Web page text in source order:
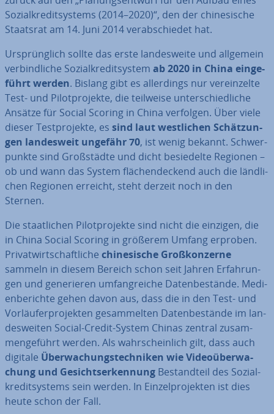
So­zi­al­kre­dit­sys­tems (2014–2020)“, den der chi­ne­si­sche
Staatsrat am 14. Juni 2014 ver­ab­schie­det hat.
Ur­sprüng­lich sollte das erste lan­des­wei­te und allgemein
ver­bind­li­che So­zi­al­kre­dit­sys­tem ab 2020 in China ein­ge­
führt werden. Bislang gibt es al­ler­dings nur ver­ein­zel­te
Test- und Pi­lot­pro­jek­te, die teilweise un­ter­schied­li­che
Ansätze für Social Scoring in China verfolgen. Über viele
dieser Test­pro­jek­te, es sind laut west­li­chen Schät­zun­
gen lan­des­weit ungefähr 70, ist wenig bekannt. Schwer­
punk­te sind Groß­städ­te und dicht be­sie­del­te Regionen –
ob und wann das System flä­chen­de­ckend auch die länd­li­
chen Regionen erreicht, steht derzeit noch in den
Sternen.
Die staat­li­chen Pi­lot­pro­jek­te sind nicht die einzigen, die
in China Social Scoring in größerem Umfang erproben.
Pri­vat­wirt­schaft­li­che chi­ne­si­sche Groß­kon­zer­ne
sammeln in diesem Bereich schon seit Jahren Er­fah­run­
gen und ge­ne­rie­ren um­fang­rei­che Da­ten­be­stän­de. Me­di­
en­be­rich­te gehen davon aus, dass die in den Test- und
Vor­läu­fer­pro­jek­ten ge­sam­mel­ten Da­ten­be­stän­de im lan­
des­wei­ten Social-Credit-System Chinas zentral zu­sam­
men­ge­führt werden. Als wahr­schein­lich gilt, dass auch
digitale Über­wa­chungs­tech­ni­ken wie Vi­deo­über­wa­
chung und Ge­sichts­er­ken­nung Be­stand­teil des So­zi­al­
kre­dit­sys­tems sein werden. In Ein­zel­pro­jek­ten ist dies
heute schon der Fall.